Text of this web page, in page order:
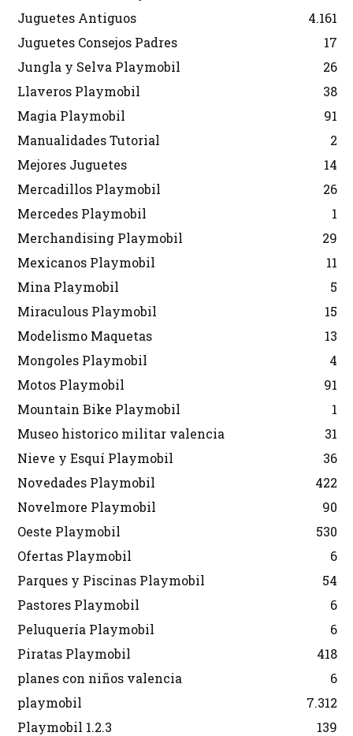
Juguetes Antiguos
4.161
Juguetes Consejos Padres
17
Jungla y Selva Playmobil
26
Llaveros Playmobil
38
Magia Playmobil
91
Manualidades Tutorial
2
Mejores Juguetes
14
Mercadillos Playmobil
26
Mercedes Playmobil
1
Merchandising Playmobil
29
Mexicanos Playmobil
11
Mina Playmobil
5
Miraculous Playmobil
15
Modelismo Maquetas
13
Mongoles Playmobil
4
Motos Playmobil
91
Mountain Bike Playmobil
1
Museo historico militar valencia
31
Nieve y Esquí Playmobil
36
Novedades Playmobil
422
Novelmore Playmobil
90
Oeste Playmobil
530
Ofertas Playmobil
6
Parques y Piscinas Playmobil
54
Pastores Playmobil
6
Peluquería Playmobil
6
Piratas Playmobil
418
planes con niños valencia
6
playmobil
7.312
Playmobil 1.2.3
139